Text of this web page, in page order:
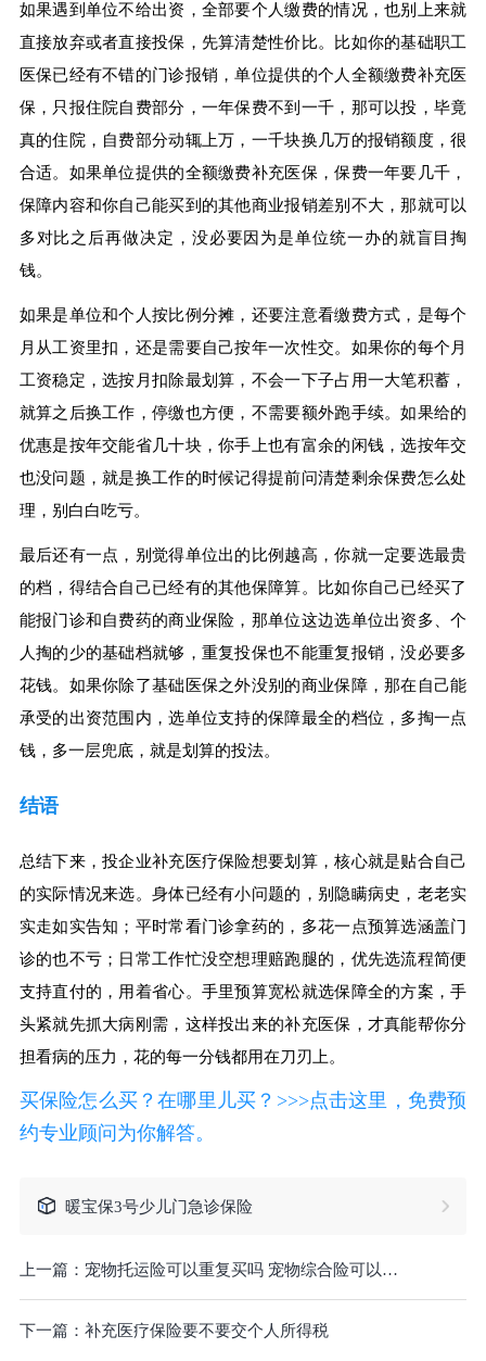
如果遇到单位不给出资，全部要个人缴费的情况，也别上来就
直接放弃或者直接投保，先算清楚性价比。比如你的基础职工
医保已经有不错的门诊报销，单位提供的个人全额缴费补充医
保，只报住院自费部分，一年保费不到一千，那可以投，毕竟
真的住院，自费部分动辄上万，一千块换几万的报销额度，很
合适。如果单位提供的全额缴费补充医保，保费一年要几千，
保障内容和你自己能买到的其他商业报销差别不大，那就可以
多对比之后再做决定，没必要因为是单位统一办的就盲目掏
钱。
如果是单位和个人按比例分摊，还要注意看缴费方式，是每个
月从工资里扣，还是需要自己按年一次性交。如果你的每个月
工资稳定，选按月扣除最划算，不会一下子占用一大笔积蓄，
就算之后换工作，停缴也方便，不需要额外跑手续。如果给的
优惠是按年交能省几十块，你手上也有富余的闲钱，选按年交
也没问题，就是换工作的时候记得提前问清楚剩余保费怎么处
理，别白白吃亏。
最后还有一点，别觉得单位出的比例越高，你就一定要选最贵
的档，得结合自己已经有的其他保障算。比如你自己已经买了
能报门诊和自费药的商业保险，那单位这边选单位出资多、个
人掏的少的基础档就够，重复投保也不能重复报销，没必要多
花钱。如果你除了基础医保之外没别的商业保障，那在自己能
承受的出资范围内，选单位支持的保障最全的档位，多掏一点
钱，多一层兜底，就是划算的投法。
结语
总结下来，投企业补充医疗保险想要划算，核心就是贴合自己
的实际情况来选。身体已经有小问题的，别隐瞒病史，老老实
实走如实告知；平时常看门诊拿药的，多花一点预算选涵盖门
诊的也不亏；日常工作忙没空想理赔跑腿的，优先选流程简便
支持直付的，用着省心。手里预算宽松就选保障全的方案，手
头紧就先抓大病刚需，这样投出来的补充医保，才真能帮你分
担看病的压力，花的每一分钱都用在刀刃上。
买保险怎么买？在哪里儿买？>>>点击这里，免费预
约专业顾问为你解答。
暖宝保3号少儿门急诊保险
上一篇： 宠物托运险可以重复买吗 宠物综合险可以买吗
下一篇： 补充医疗保险要不要交个人所得税